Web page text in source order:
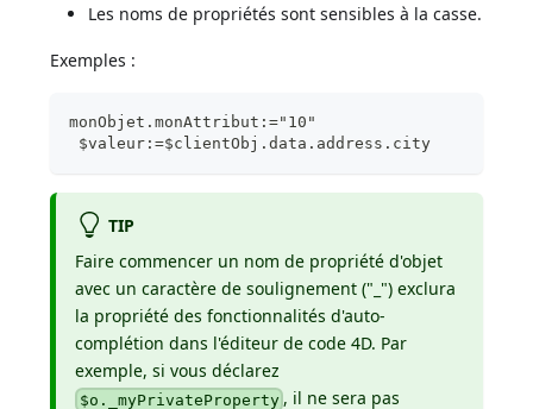
Les noms de propriétés sont sensibles à la casse.
Exemples :
monObjet.monAttribut:="10"
$valeur:=$clientObj.data.address.city
TIP
Faire commencer un nom de propriété d'objet
avec un caractère de soulignement ("_") exclura
la propriété des fonctionnalités d'auto-
complétion dans l'éditeur de code 4D. Par
exemple, si vous déclarez
$o._myPrivateProperty , il ne sera pas